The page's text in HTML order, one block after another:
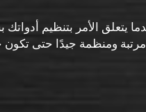
يتعلق الأمر بتنظيم
ومنظمة جيدًا حتى تكون